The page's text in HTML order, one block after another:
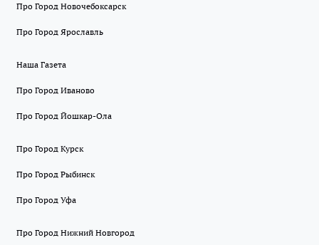
Про Город Новочебоксарск
Про Город Ярославль
Наша Газета
Про Город Иваново
Про Город Йошкар-Ола
Про Город Курск
Про Город Рыбинск
Про Город Уфа
Про Город Нижний Новгород